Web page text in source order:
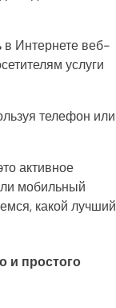
в Интернете веб-
услуги
телефон или
активное
мобильный
какой лучший
и простого